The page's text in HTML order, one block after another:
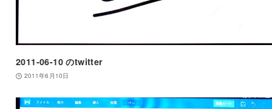
2011-06-10 のtwitter
2011年6月10日